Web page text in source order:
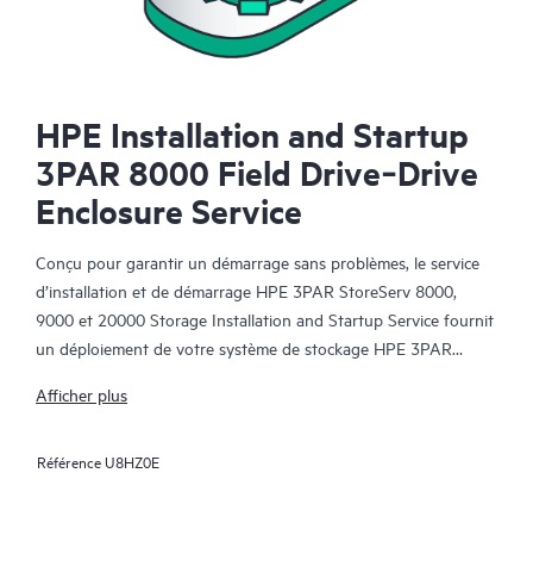
HPE Installation and Startup
3PAR 8000 Field Drive‑Drive
Enclosure Service
Conçu pour garantir un démarrage sans problèmes, le service
d’installation et de démarrage HPE 3PAR StoreServ 8000,
9000 et 20000 Storage Installation and Startup Service fournit
un déploiement de votre système de stockage HPE 3PAR
installation correcte dans votre environnement de stockage et
investissements en matière de stockage.
Afficher plus
RéférenceU8HZ0E